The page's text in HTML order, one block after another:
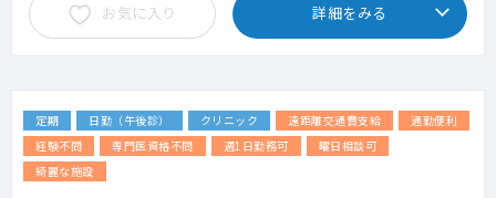
お気に入り 詳細をみる
定期 日勤（午後診） クリニック 遠距離交通費支給
通勤便利
経験不問
専門医資格不問 週1日勤務可
曜日相談可
綺麗な施設